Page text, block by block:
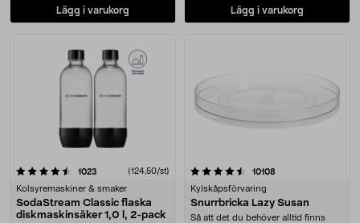
Lägg i varukorg Lägg i varukorg
1023 recensioner(124,50/st)
Kolsyremaskiner & smaker
SodaStream Classic flaska
diskmaskinsäker 1,0 l, 2-pack
4.5 av 5 stjärnor 10108
Kylskåpsförvaring
Snurrbricka Lazy Susan
Så att det du behöver alltid finns